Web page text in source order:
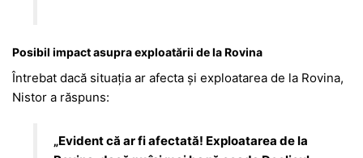
Posibil impact asupra exploatării de la Rovina
Întrebat dacă situația ar afecta și exploatarea de la Rovina,
Nistor a răspuns:
„Evident că ar fi afectată! Exploatarea de la